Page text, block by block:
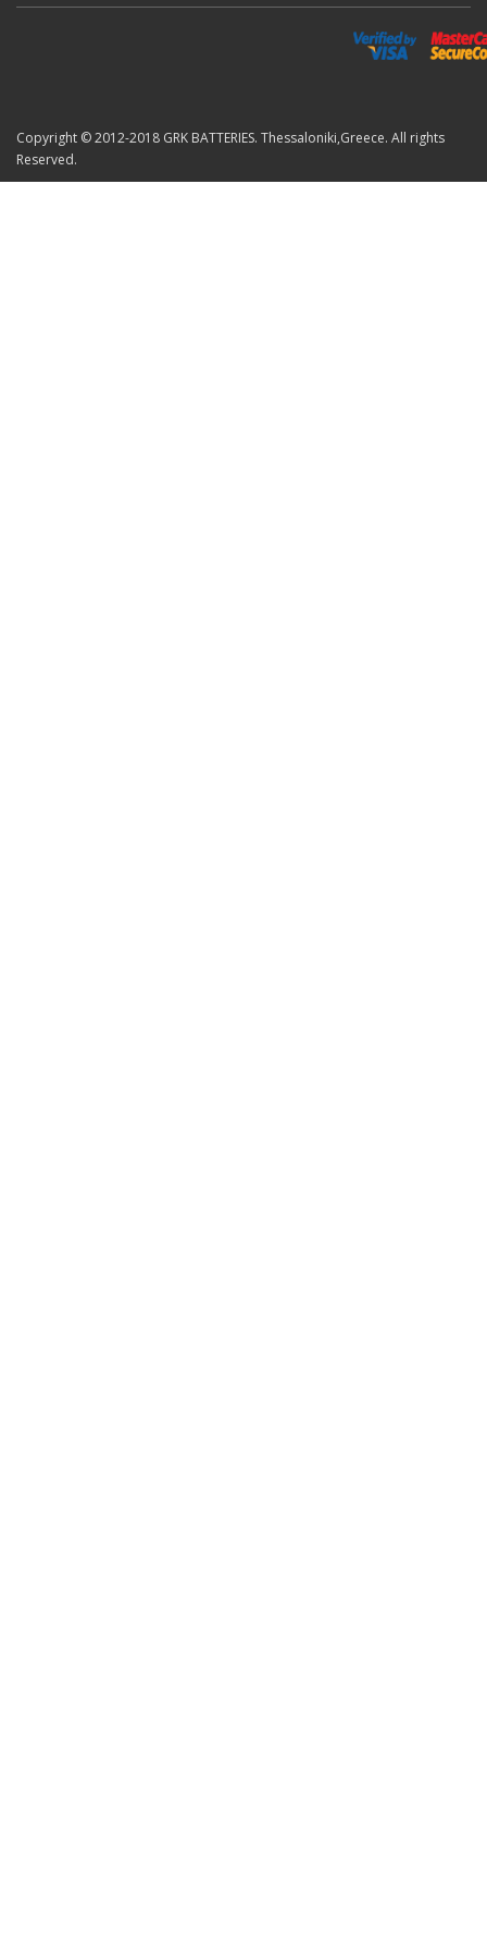
Copyright © 2012-2018 GRK BATTERIES. Thessaloniki,Greece. All rights
Reserved.